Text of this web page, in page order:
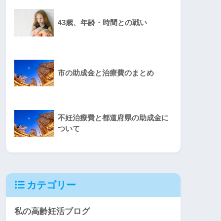
43歳、年齢・時間との戦い
市の助成金と治療費のまとめ
不妊治療費と都道府県の助成金に
ついて
カテゴリー
私の高齢妊活ブログ